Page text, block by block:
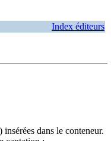
Index éditeurs
dans le conteneur.